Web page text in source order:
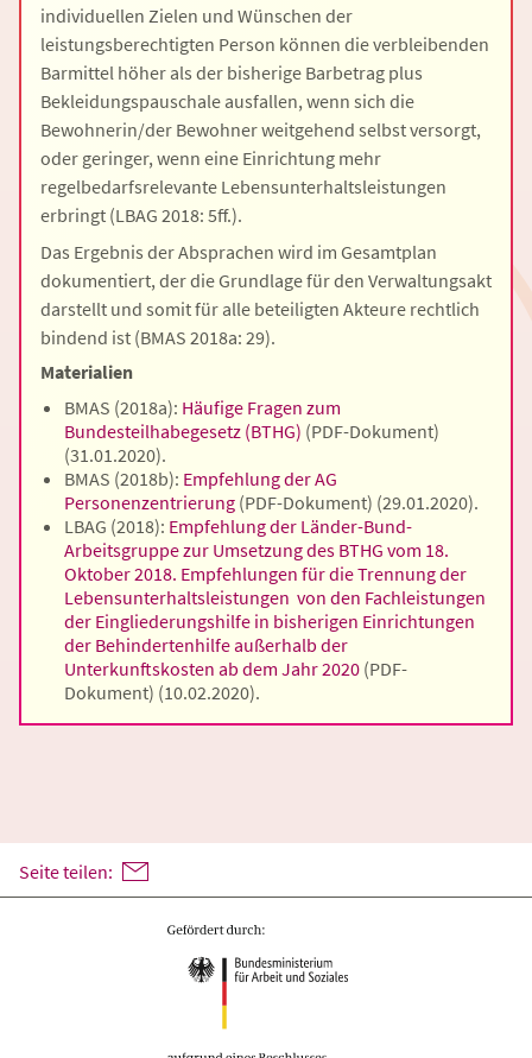
individuellen Zielen und Wünschen der
leistungsberechtigten Person können die verbleibenden
Barmittel höher als der bisherige Barbetrag plus
Bekleidungspauschale ausfallen, wenn sich die
Bewohnerin/der Bewohner weitgehend selbst versorgt,
oder geringer, wenn eine Einrichtung mehr
regelbedarfsrelevante Lebensunterhaltsleistungen
erbringt (LBAG 2018: 5ff.).
Das Ergebnis der Absprachen wird im Gesamtplan
dokumentiert, der die Grundlage für den Verwaltungsakt
darstellt und somit für alle beteiligten Akteure rechtlich
bindend ist (BMAS 2018a: 29).
Materialien
BMAS (2018a): Häufige Fragen zum
Bundesteilhabegesetz (BTHG) (PDF-Dokument)
(31.01.2020).
BMAS (2018b): Empfehlung der AG
Personenzentrierung (PDF-Dokument) (29.01.2020).
LBAG (2018): Empfehlung der Länder-Bund-
Arbeitsgruppe zur Umsetzung des BTHG vom 18.
Oktober 2018. Empfehlungen für die Trennung der
Lebensunterhaltsleistungen von den Fachleistungen
der Eingliederungshilfe in bisherigen Einrichtungen
der Behindertenhilfe außerhalb der
Unterkunftskosten ab dem Jahr 2020 (PDF-
Dokument) (10.02.2020).
Seite teilen: